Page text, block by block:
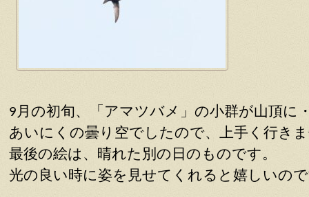
9月の初旬、「アマツバメ」の小群が山頂に
あいにくの曇り空でしたので、上手く行き
最後の絵は、晴れた別の日のものです。
光の良い時に姿を見せてくれると嬉しいの